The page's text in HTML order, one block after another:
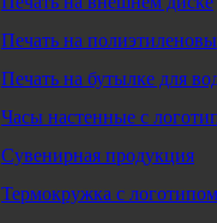
Печать на
Печать на бутылке для
Часы настенные с
Сувенирная продукция
Термокружка с логотипом